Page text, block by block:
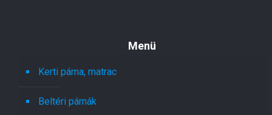
Menü
Kerti párna, matrac
Beltéri párnák